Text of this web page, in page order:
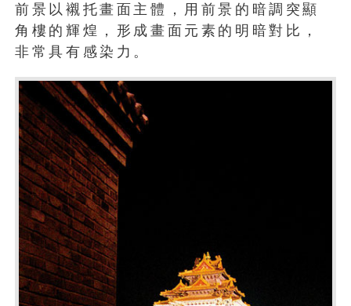
前景以襯托畫面主體，用前景的暗調突顯
角樓的輝煌，形成畫面元素的明暗對比，
非常具有感染力。